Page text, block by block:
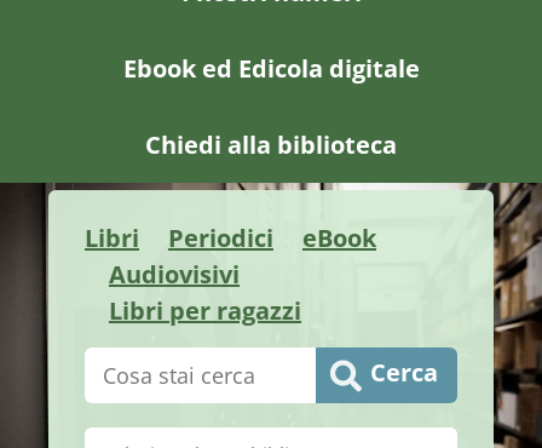
Ebook ed Edicola digitale
Chiedi alla biblioteca
Libri Periodici
eBook
Audiovisivi
Libri per ragazzi
Cerca su "Catalogo" Cerca
Biblioteca: